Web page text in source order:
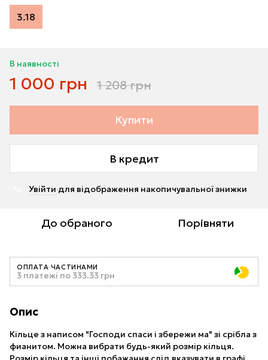
3.18
В наявності
1 000 грн 1 208 грн
Купити
В кредит
Увійти для відображення накопичувальної знижки
До обраного Порівняти
ОПЛАТА ЧАСТИНАМИ
3 платежі по 333.33 грн
Опис
Кільце з написом "Господи спаси і збережи ма" зі срібла з
фианитом. Можна вибрати будь-який розмір кільця.